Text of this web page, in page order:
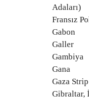
Adaları)
Fransız
Gabon
Galler
Gambiya
Gana
Gaza Strip
Gibraltar,